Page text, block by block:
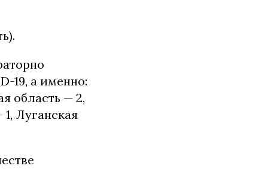
19, а именно:
область — 2,
Луганская